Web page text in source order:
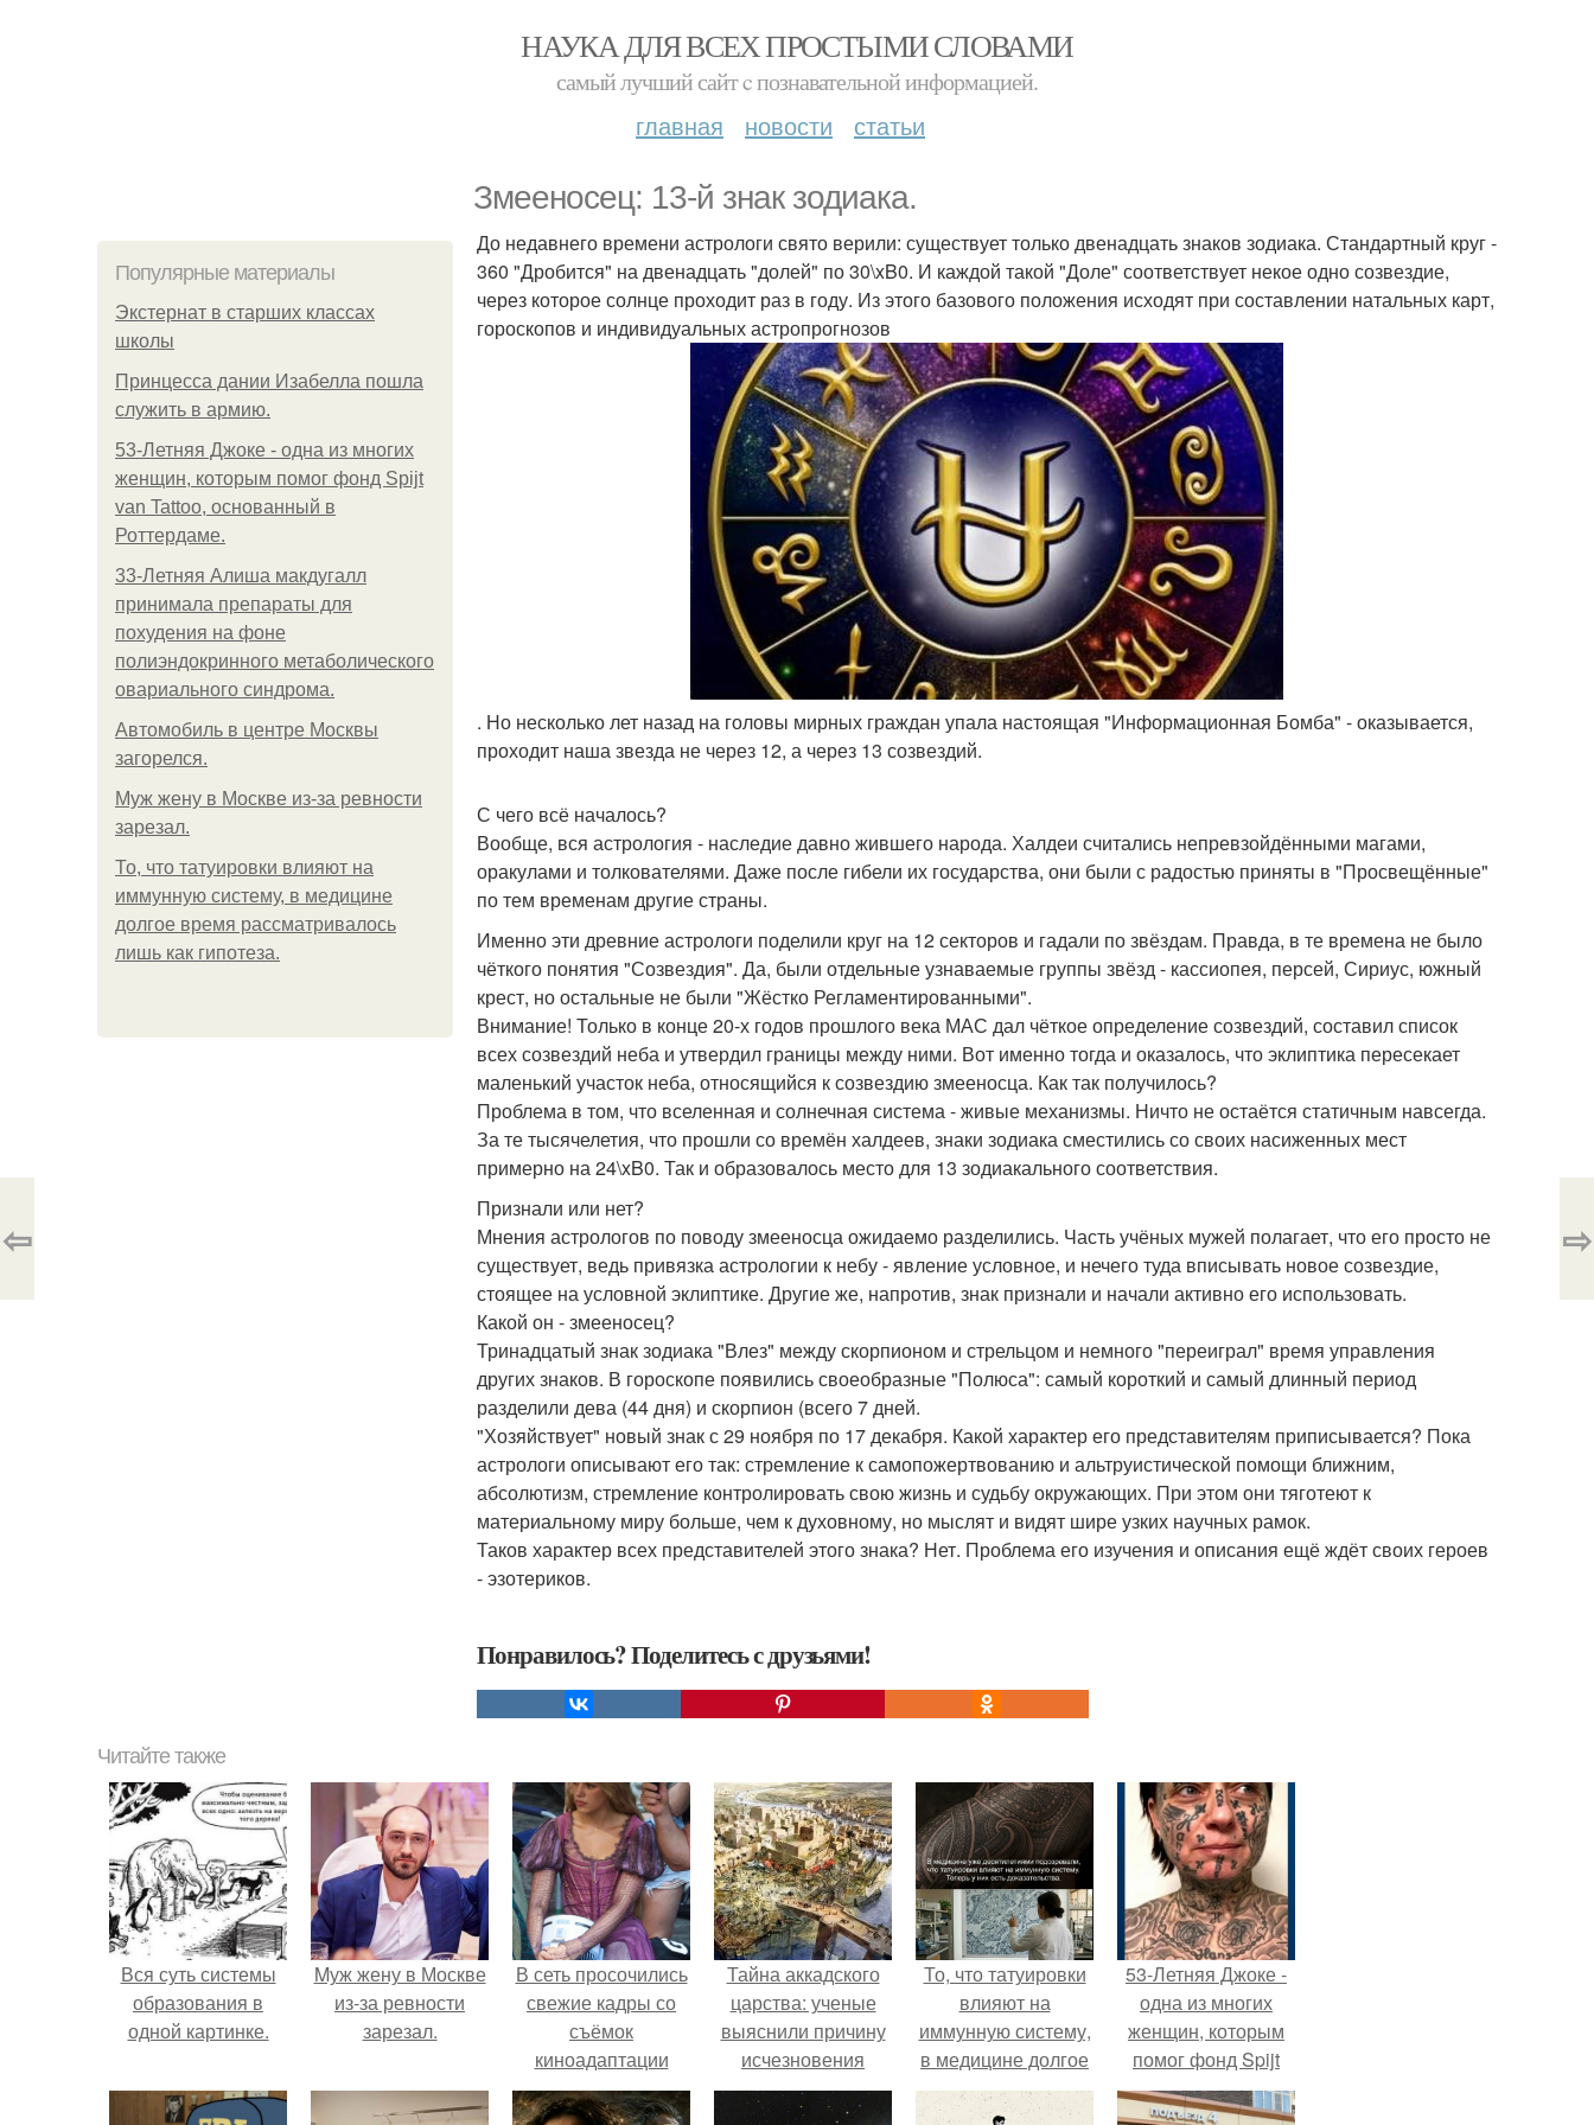
НАУКА ДЛЯ ВСЕХ ПРОСТЫМИ СЛОВАМИ
самый лучший сайт c познавательной информацией.
главная новости статьи
Змееносец: 13-й знак зодиака.
Популярные материалы
Экстернат в старших классах
школы
Принцесса дании Изабелла пошла
служить в армию.
53-Летняя Джоке - одна из многих
женщин, которым помог фонд Spijt
van Tattoo, основанный в
Роттердаме.
33-Летняя Алиша макдугалл
принимала препараты для
похудения на фоне
полиэндокринного метаболического
овариального синдрома.
Автомобиль в центре Москвы
загорелся.
Mуж жену в Москве из-за ревности
зарезал.
То, что татуировки влияют на
иммунную систему, в медицине
долгое время рассматривалось
лишь как гипотеза.
До недавнего времени астрологи свято верили: существует только двенадцать знаков зодиака. Стандартный круг -
360 "Дробится" на двенадцать "долей" по 30\xB0. И каждой такой "Доле" соответствует некое одно созвездие,
через которое солнце проходит раз в году. Из этого базового положения исходят при составлении натальных карт,
гороскопов и индивидуальных астропрогнозов
. Но несколько лет назад на головы мирных граждан упала настоящая "Информационная Бомба" - оказывается,
проходит наша звезда не через 12, а через 13 созвездий.
С чего всё началось?
Вообще, вся астрология - наследие давно жившего народа. Халдеи считались непревзойдёнными магами,
оракулами и толкователями. Даже после гибели их государства, они были с радостью приняты в "Просвещённые"
по тем временам другие страны.
Именно эти древние астрологи поделили круг на 12 секторов и гадали по звёздам. Правда, в те времена не было
чёткого понятия "Созвездия". Да, были отдельные узнаваемые группы звёзд - кассиопея, персей, Сириус, южный
крест, но остальные не были "Жёстко Регламентированными".
Внимание! Только в конце 20-х годов прошлого века МАС дал чёткое определение созвездий, составил список
всех созвездий неба и утвердил границы между ними. Вот именно тогда и оказалось, что эклиптика пересекает
маленький участок неба, относящийся к созвездию змееносца. Как так получилось?
Проблема в том, что вселенная и солнечная система - живые механизмы. Ничто не остаётся статичным навсегда.
За те тысячелетия, что прошли со времён халдеев, знаки зодиака сместились со своих насиженных мест
примерно на 24\xB0. Так и образовалось место для 13 зодиакального соответствия.
Признали или нет?
Мнения астрологов по поводу змееносца ожидаемо разделились. Часть учёных мужей полагает, что его просто не
существует, ведь привязка астрологии к небу - явление условное, и нечего туда вписывать новое созвездие,
стоящее на условной эклиптике. Другие же, напротив, знак признали и начали активно его использовать.
Какой он - змееносец?
Тринадцатый знак зодиака "Влез" между скорпионом и стрельцом и немного "переиграл" время управления
других знаков. В гороскопе появились своеобразные "Полюса": самый короткий и самый длинный период
разделили дева (44 дня) и скорпион (всего 7 дней.
"Хозяйствует" новый знак с 29 ноября по 17 декабря. Какой характер его представителям приписывается? Пока
астрологи описывают его так: стремление к самопожертвованию и альтруистической помощи ближним,
абсолютизм, стремление контролировать свою жизнь и судьбу окружающих. При этом они тяготеют к
материальному миру больше, чем к духовному, но мыслят и видят шире узких научных рамок.
Таков характер всех представителей этого знака? Нет. Проблема его изучения и описания ещё ждёт своих героев
- эзотериков.
Понравилось? Поделитесь с друзьями!
⇦ ⇨
Читайте также
Вся суть системы
образования в
одной картинке.
Mуж жену в Москве
из-за ревности
зарезал.
В сеть просочились
свежие кадры со
съёмок
киноадаптации
"Рапунцель", и всё
внимание
Тайна аккадского
царства: ученые
выяснили причину
исчезновения
древнего
государства.
То, что татуировки
влияют на
иммунную систему,
в медицине долгое
время
рассматривалось
53-Летняя Джоке -
одна из многих
женщин, которым
помог фонд Spijt
van Tattoo,
основанный в